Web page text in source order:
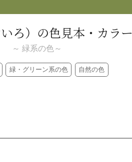
ろ） の色見本・カラ
～ 緑系の色～
緑・グリーン系の色 自然の色